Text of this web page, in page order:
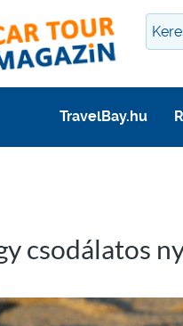
TravelBay.hu
csodálatos